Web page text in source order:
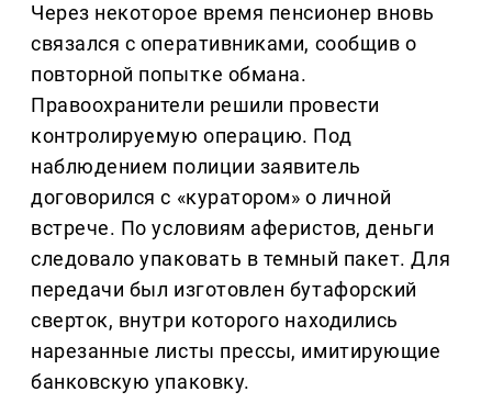
Через некоторое время пенсионер вновь
связался с оперативниками, сообщив о
повторной попытке обмана.
Правоохранители решили провести
контролируемую операцию. Под
наблюдением полиции заявитель
договорился с «куратором» о личной
встрече. По условиям аферистов, деньги
следовало упаковать в темный пакет. Для
передачи был изготовлен бутафорский
сверток, внутри которого находились
нарезанные листы прессы, имитирующие
банковскую упаковку.